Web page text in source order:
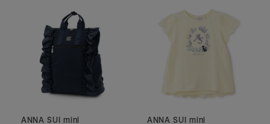
ANNA SUI mini
ANNA SUI mini